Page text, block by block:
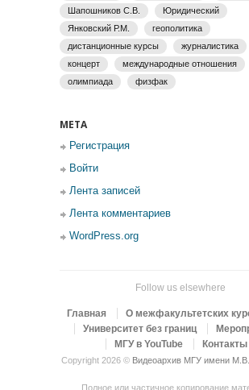
Шапошников С.В.
Юридический
Янковский Р.М.
геополитика
дистанционные курсы
журналистика
концерт
международные отношения
олимпиада
физфак
МЕТА
Регистрация
Войти
Лента записей
Лента комментариев
WordPress.org
Follow us elsewhere
Главная
О межфакультетских
Университет без границ
МГУ в YouTube
Контакты
Copyright 2026 © Видеоархив МГУ имени
Полное или частичное копирование